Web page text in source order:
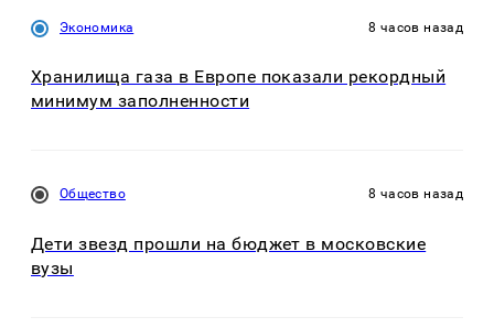
Экономика 8 часов назад
Хранилища газа в Европе показали рекордный
минимум заполненности
Общество 8 часов назад
Дети звезд прошли на бюджет в московские
вузы